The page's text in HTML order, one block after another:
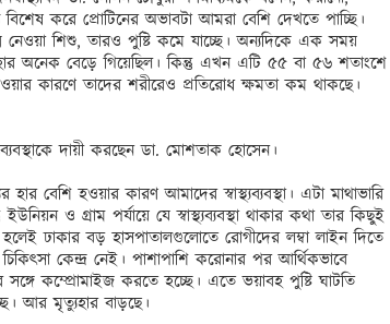
বিশেষ করে প্রোটিনের অভাবটা আমরা বেশি দেখতে পাচ্ছি।
শিশু, তারও পুষ্টি কমে যাচ্ছে। অন্যদিকে এক সময়
অনেক বেড়ে গিয়েছিল। কিন্তু এখন এটি ৫৫ বা ৫৬ শতাংশে
কারণে তাদের শরীরেও প্রতিরোধ ক্ষমতা কম থাকছে।
দায়ী করছেন ডা. মোশতাক হোসেন।
বেশি হওয়ার কারণ আমাদের স্বাস্থ্যব্যবস্থা। এটা মাথাভারি
ও গ্রাম পর্যায়ে যে স্বাস্থ্যব্যবস্থা থাকার কথা তার কিছুই
ঢাকার বড় হাসপাতালগুলোতে রোগীদের লম্বা লাইন দিতে
কেন্দ্র নেই। পাশাপাশি করোনার পর আর্থিকভাবে
কম্প্রোমাইজ করতে হচ্ছে। এতে ভয়াবহ পুষ্টি ঘাটতি
আর মৃত্যুহার বাড়ছে।